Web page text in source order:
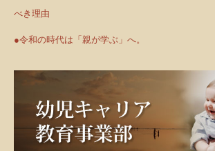
べき理由
●令和の時代は「親が学ぶ」へ。